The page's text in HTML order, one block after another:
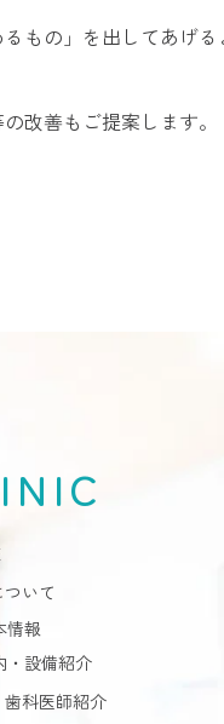
の」を出してあげる
改善もご提案します。
いて
情報
・設備紹介
歯科医師紹介